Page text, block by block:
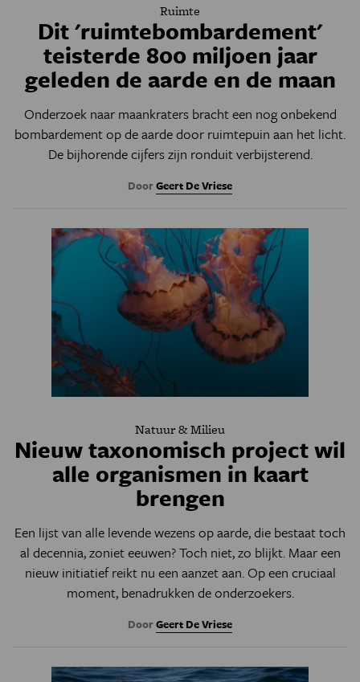
Ruimte
Dit 'ruimtebombardement'
teisterde 800 miljoen jaar
geleden de aarde en de maan
Onderzoek naar maankraters bracht een nog onbekend
bombardement op de aarde door ruimtepuin aan het licht.
De bijhorende cijfers zijn ronduit verbijsterend.
DoorGeert De Vriese
Natuur & Milieu
Nieuw taxonomisch project wil
alle organismen in kaart
brengen
Een lijst van alle levende wezens op aarde, die bestaat toch
al decennia, zoniet eeuwen? Toch niet, zo blijkt. Maar een
nieuw initiatief reikt nu een aanzet aan. Op een cruciaal
moment, benadrukken de onderzoekers.
DoorGeert De Vriese